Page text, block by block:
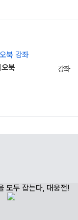
북 강좌
북
강좌